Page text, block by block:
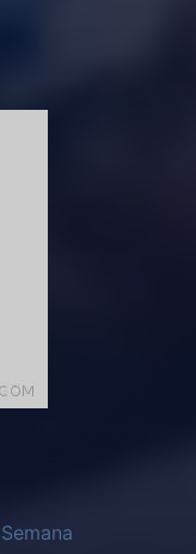
Semana